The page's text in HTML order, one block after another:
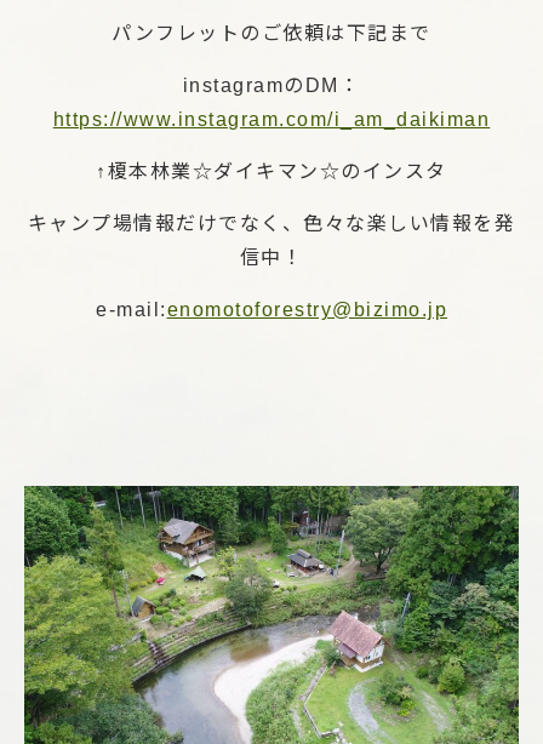
パンフレットのご依頼は下記まで
instagramのDM：
https://www.instagram.com/i_am_daikiman
↑榎本林業☆ダイキマン☆のインスタ
キャンプ場情報だけでなく、色々な楽しい情報を発
信中！
e-mail:enomotoforestry@bizimo.jp